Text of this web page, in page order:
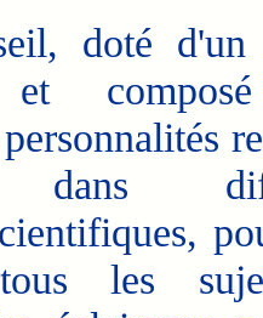
doté d'un
et
dans
les